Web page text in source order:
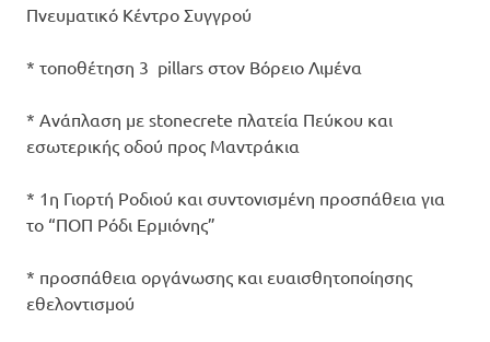
Πνευματικό Κέντρο Συγγρού
* τοποθέτηση 3 pillars στον Βόρειο Λιμένα
* Ανάπλαση με stonecrete πλατεία Πεύκου και
εσωτερικής οδού προς Μαντράκια
* 1η Γιορτή Ροδιού και συντονισμένη προσπάθεια για
το “ΠΟΠ Ρόδι Ερμιόνης”
* προσπάθεια οργάνωσης και ευαισθητοποίησης
εθελοντισμού